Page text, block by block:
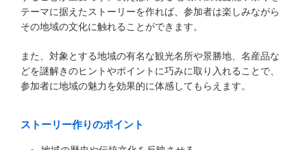
テーマに据えたストーリーを作れば、参加者は楽しみながら
その地域の文化に触れることができます。
また、対象とする地域の有名な観光名所や景勝地、名産品な
どを謎解きのヒントやポイントに巧みに取り入れることで、
参加者に地域の魅力を効果的に体感してもらえます。
ストーリー作りのポイント